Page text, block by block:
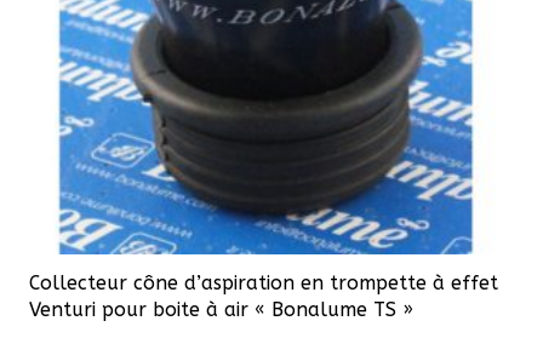
Collecteur cône d’aspiration en trompette à effet
Venturi pour boite à air « Bonalume TS »